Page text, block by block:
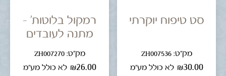
סט טיפוח יוקרתי
מק"ט: ZH007536
₪30.00 לא כולל מע"מ
רמקול בלוטות' –
מתנה לעובדים
מק"ט: ZH007270
₪26.00 לא כולל מע"מ